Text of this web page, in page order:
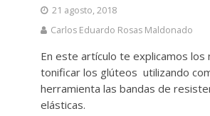
21 agosto, 2018
Carlos Eduardo Rosas Maldonado
En este artículo te explicamos los
tonificar los glúteos utilizando
herramienta las bandas de
elásticas.